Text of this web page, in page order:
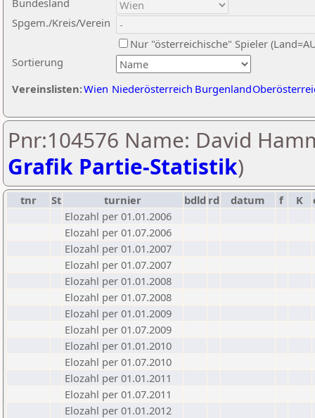
Sortierung
Bundesland
Spgem./Kreis/Verein
Nur "österreichische" Spieler
Vereinslisten:Wien Niederösterreich Burgenland
Pnr:104576 Name: David
Grafik Partie-Statistik)
tnr St turnier bdld rd datum f K
Elozahl per 01.01.2006
Elozahl per 01.07.2006
Elozahl per 01.01.2007
Elozahl per 01.07.2007
Elozahl per 01.01.2008
Elozahl per 01.07.2008
Elozahl per 01.01.2009
Elozahl per 01.07.2009
Elozahl per 01.01.2010
Elozahl per 01.07.2010
Elozahl per 01.01.2011
Elozahl per 01.07.2011
Elozahl per 01.01.2012